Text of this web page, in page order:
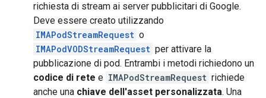
richiesta di stream ai server pubblicitari di Google.
Deve essere creato utilizzando
IMAPodStreamRequest o
IMAPodVODStreamRequest per attivare la
pubblicazione di pod. Entrambi i metodi richiedono un
codice di rete e IMAPodStreamRequest richiede
anche una chiave dell'asset personalizzata. Una